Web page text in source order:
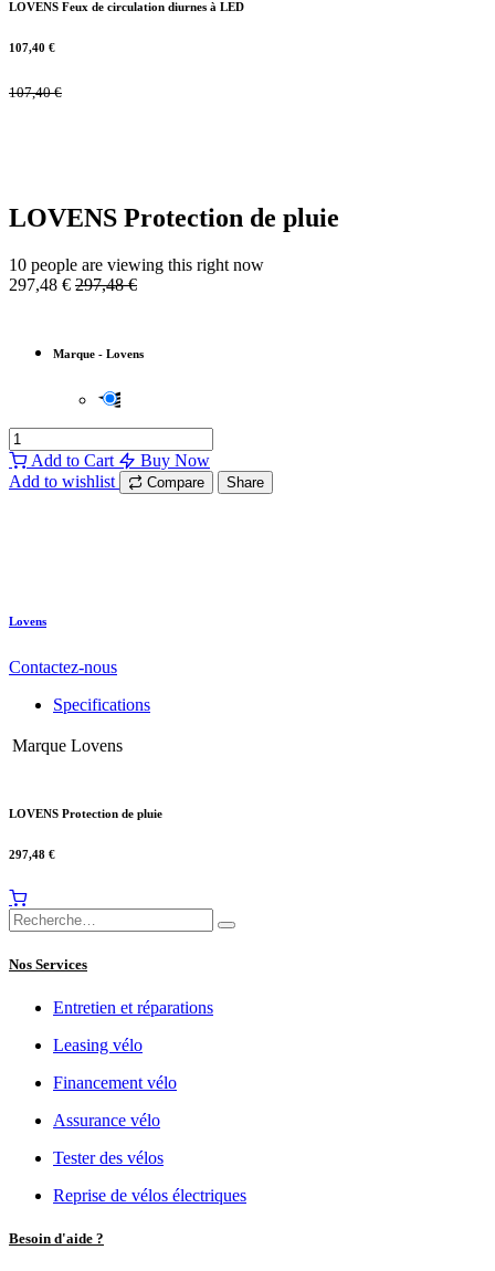
LOVENS Feux de circulation diurnes à LED
107,40 €
107,40€
LOVENS Protection de pluie
10 people are viewing this right now
297,48 € 297,48€
Marque - Lovens
Add to Cart
Buy Now
Add to wishlist
Compare Share
Lovens
Contactez-nous
Specifications
Marque Lovens
LOVENS Protection de pluie
297,48 €
Nos Services
Entretien et réparations
Leasing vélo
Financement vélo
Assurance vélo
Tester des vélos
Reprise de vélos électriques
Besoin d'aide ?